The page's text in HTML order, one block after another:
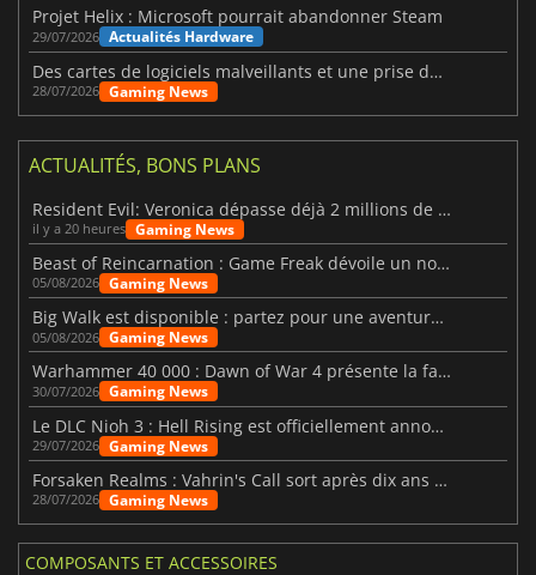
Projet Helix : Microsoft pourrait abandonner Steam
29/07/2026 Actualités Hardware
Des cartes de logiciels malveillants et une prise de contrôle de Discord ont touché Meccha Chameleon
28/07/2026 Gaming News
ACTUALITÉS, BONS PLANS
Resident Evil: Veronica dépasse déjà 2 millions de wishlists
il y a 20 heures Gaming News
Beast of Reincarnation : Game Freak dévoile un nouveau pari
05/08/2026 Gaming News
Big Walk est disponible : partez pour une aventure entre amis
05/08/2026 Gaming News
Warhammer 40 000 : Dawn of War 4 présente la faction des Nécrons
30/07/2026 Gaming News
Le DLC Nioh 3 : Hell Rising est officiellement annoncé
29/07/2026 Gaming News
Forsaken Realms : Vahrin's Call sort après dix ans de développement
28/07/2026 Gaming News
COMPOSANTS ET ACCESSOIRES